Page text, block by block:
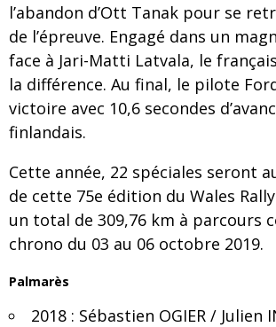
l’abandon d’Ott Tanak pour se
de l’épreuve. Engagé dans un
face à Jari-Matti Latvala, le
la différence. Au final, le pilote
victoire avec 10,6 secondes
finlandais.
Cette année, 22 spéciales seront
de cette 75e édition du Wales
un total de 309,76 km à parcours
chrono du 03 au 06 octobre 2019.
Palmarès
2018 : Sébastien OGIER / Julien